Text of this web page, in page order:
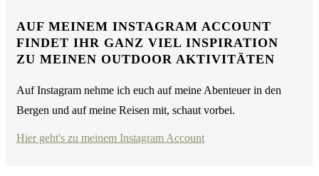
AUF MEINEM INSTAGRAM ACCOUNT
FINDET IHR GANZ VIEL INSPIRATION
ZU MEINEN OUTDOOR AKTIVITÄTEN
Auf Instagram nehme ich euch auf meine Abenteuer in den
Bergen und auf meine Reisen mit, schaut vorbei.
Hier geht's zu meinem Instagram Account